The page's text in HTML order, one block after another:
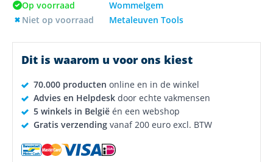
Op voorraad
Wommelgem
Niet op voorraad
Metaleuven Tools
Dit is waarom u voor ons kiest
70.000 producten online en in de winkel
Advies en Helpdesk door echte vakmensen
5 winkels in België én een webshop
Gratis verzending vanaf 200 euro excl. BTW